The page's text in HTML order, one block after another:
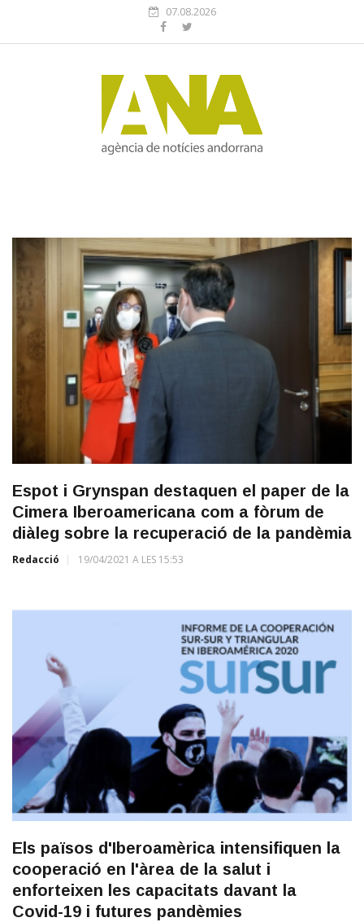
07.08.2026
Espot i Grynspan destaquen el paper de la
Cimera Iberoamericana com a fòrum de
diàleg sobre la recuperació de la pandèmia
Redacció 19/04/2021 A LES 15:53
Els països d'Iberoamèrica intensifiquen la
cooperació en l'àrea de la salut i
enforteixen les capacitats davant la
Covid-19 i futures pandèmies